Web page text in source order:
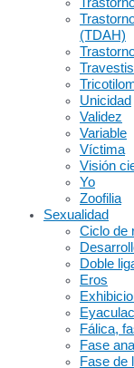
(TDAH)
Unicidad
Validez
Variable
Víctima
Visión
Yo
Zoofilia
Sexualidad
Ciclo de
Doble
Eros
Fálica,
Fase anal
Fase de